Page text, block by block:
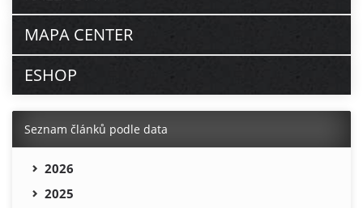
MAPA CENTER
ESHOP
Seznam článků podle data
2026
2025